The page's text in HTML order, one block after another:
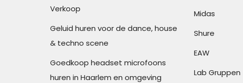
Verkoop
Geluid huren voor de dance, house
& techno scene
Goedkoop headset microfoons
huren in Haarlem en omgeving
Midas
Shure
EAW
Lab Gruppen